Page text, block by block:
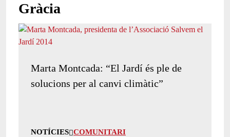
Gràcia
Marta Montcada: “El Jardí és ple de
solucions per al canvi climàtic”
NOTÍCIES COMUNITARI